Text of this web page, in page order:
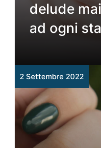
delude
ad ogni
2 Settembre 2022